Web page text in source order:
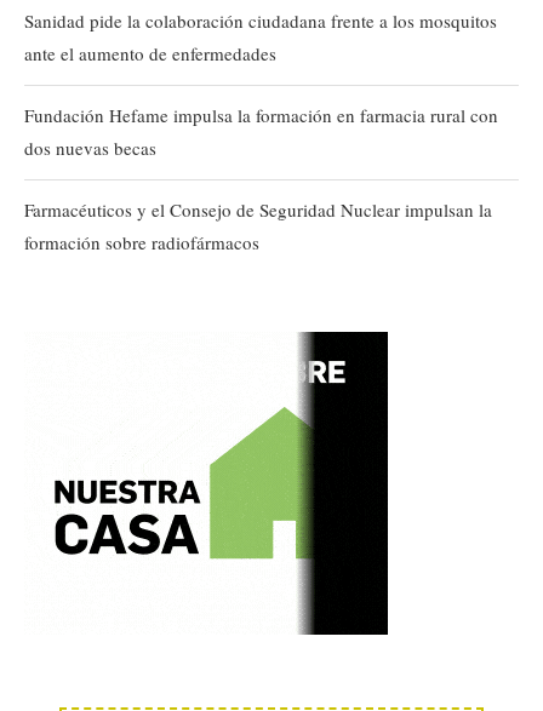
Sanidad pide la colaboración ciudadana frente a los mosquitos
ante el aumento de enfermedades
Fundación Hefame impulsa la formación en farmacia rural con
dos nuevas becas
Farmacéuticos y el Consejo de Seguridad Nuclear impulsan la
formación sobre radiofármacos